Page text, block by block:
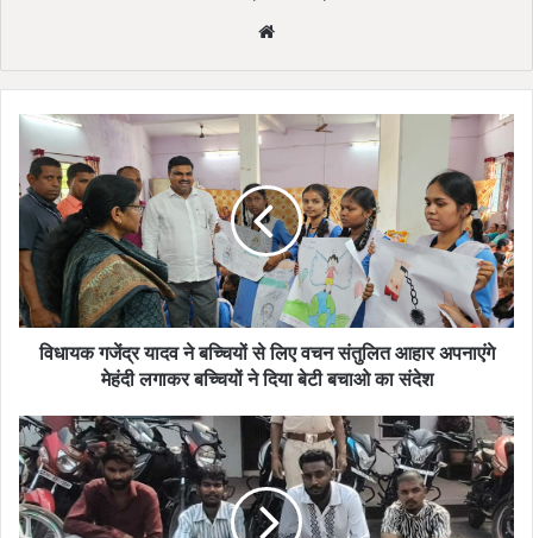
विधायक
गजेंद्र
यादव
ने
बच्चियों
से
लिए
वचन
संतुलित
आहार
लगाकर
बच्चियों
ने
दिया
बेटी
विधायक गजेंद्र यादव ने बच्चियों से लिए वचन संतुलित आहार अपनाएंगे
मेहंदी लगाकर बच्चियों ने दिया बेटी बचाओ का संदेश
तलवार-
चाकू
लहराते
हुए
बर्थडे